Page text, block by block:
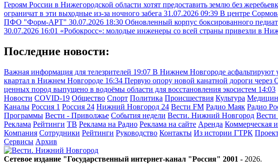
Героям России в Нижегородской области хотят предоставить землю без
ограничат в эти выходные из-за ночного забега 31.07.2026 09:39 В центре
ПФО "Форм-АРТ" 30.07.2026 18:30 Обновленный корпус боксированного
30.07.2026 16:01 «Робокросс»: молодые инженеры со всей страны привезли в
Последние новости:
Важная информация для телезрителей 19:07 В Нижнем Новгороде асфальтируют
квартал в Нижнем Новгороде 16:34 Первую опору новой канатной дороги через
ценных пород выпущено в водоёмы области для восстановления экосистем 14:03
Новости COVID-19 Общество Спорт Политика Происшествия Культура
Каналы Россия 1 Россия 24 Нижний Новгород 24 Вести FM Радио Маяк Радио
Программы Вести - Приволжье События недели Вести. Нижний Новгород Вести
Реклама Рейтинги ТВ Реклама на Радио Реклама на сайте Аренда Коммерческая
Компания Сотрудники Рейтинги Руководство Контакты Из истории ГТРК
Сервисы Архив
Сетевое издание "Государственный интернет-канал "Россия" 2001 - 2026.